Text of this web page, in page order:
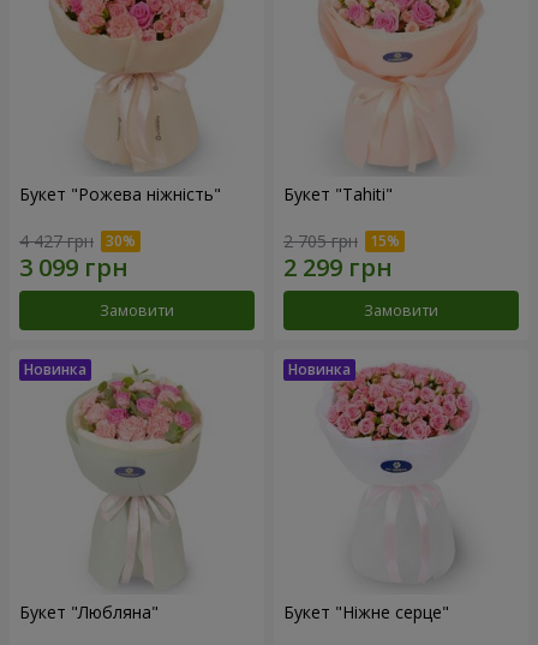
Букет "Рожева ніжність"
4 427 грн
Замовити
Букет "Tahiti"
2 705 грн
Замовити
Букет "Любляна" Букет "Ніжне серце"